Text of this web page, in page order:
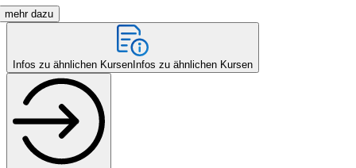
mehr dazu
Infos zu ähnlichen Kursen Infos zu ähnlichen Kursen